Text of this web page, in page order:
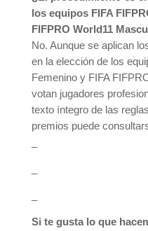
los equipos FIFA
FIFPRO World11
No. Aunque se aplican
en la elección de los
Femenino y FIFA
votan jugadores
texto íntegro de las
premios puede
Si te gusta lo que